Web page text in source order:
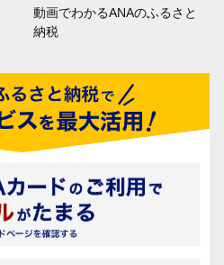
動画でわかるANAのふるさと
納税